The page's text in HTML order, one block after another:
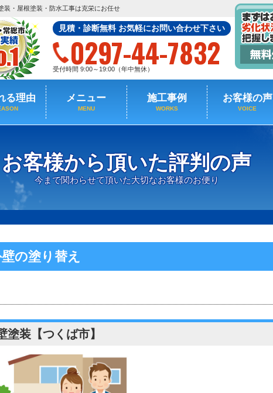
装・屋根塗装・防水工事は克栄にお任せ
見積・診断無料 お気軽にお問い合わせ下さい
0297-44-7832
受付時間 9:00～19:00（年中無休）
る理由 メニュー
MENU
施工事例
WORKS
お客様の声
VOICE
お客様から頂いた評判の声
今まで関わらせて頂いた大切なお客様のお便り
壁の塗り替え
塗装【つくば市】